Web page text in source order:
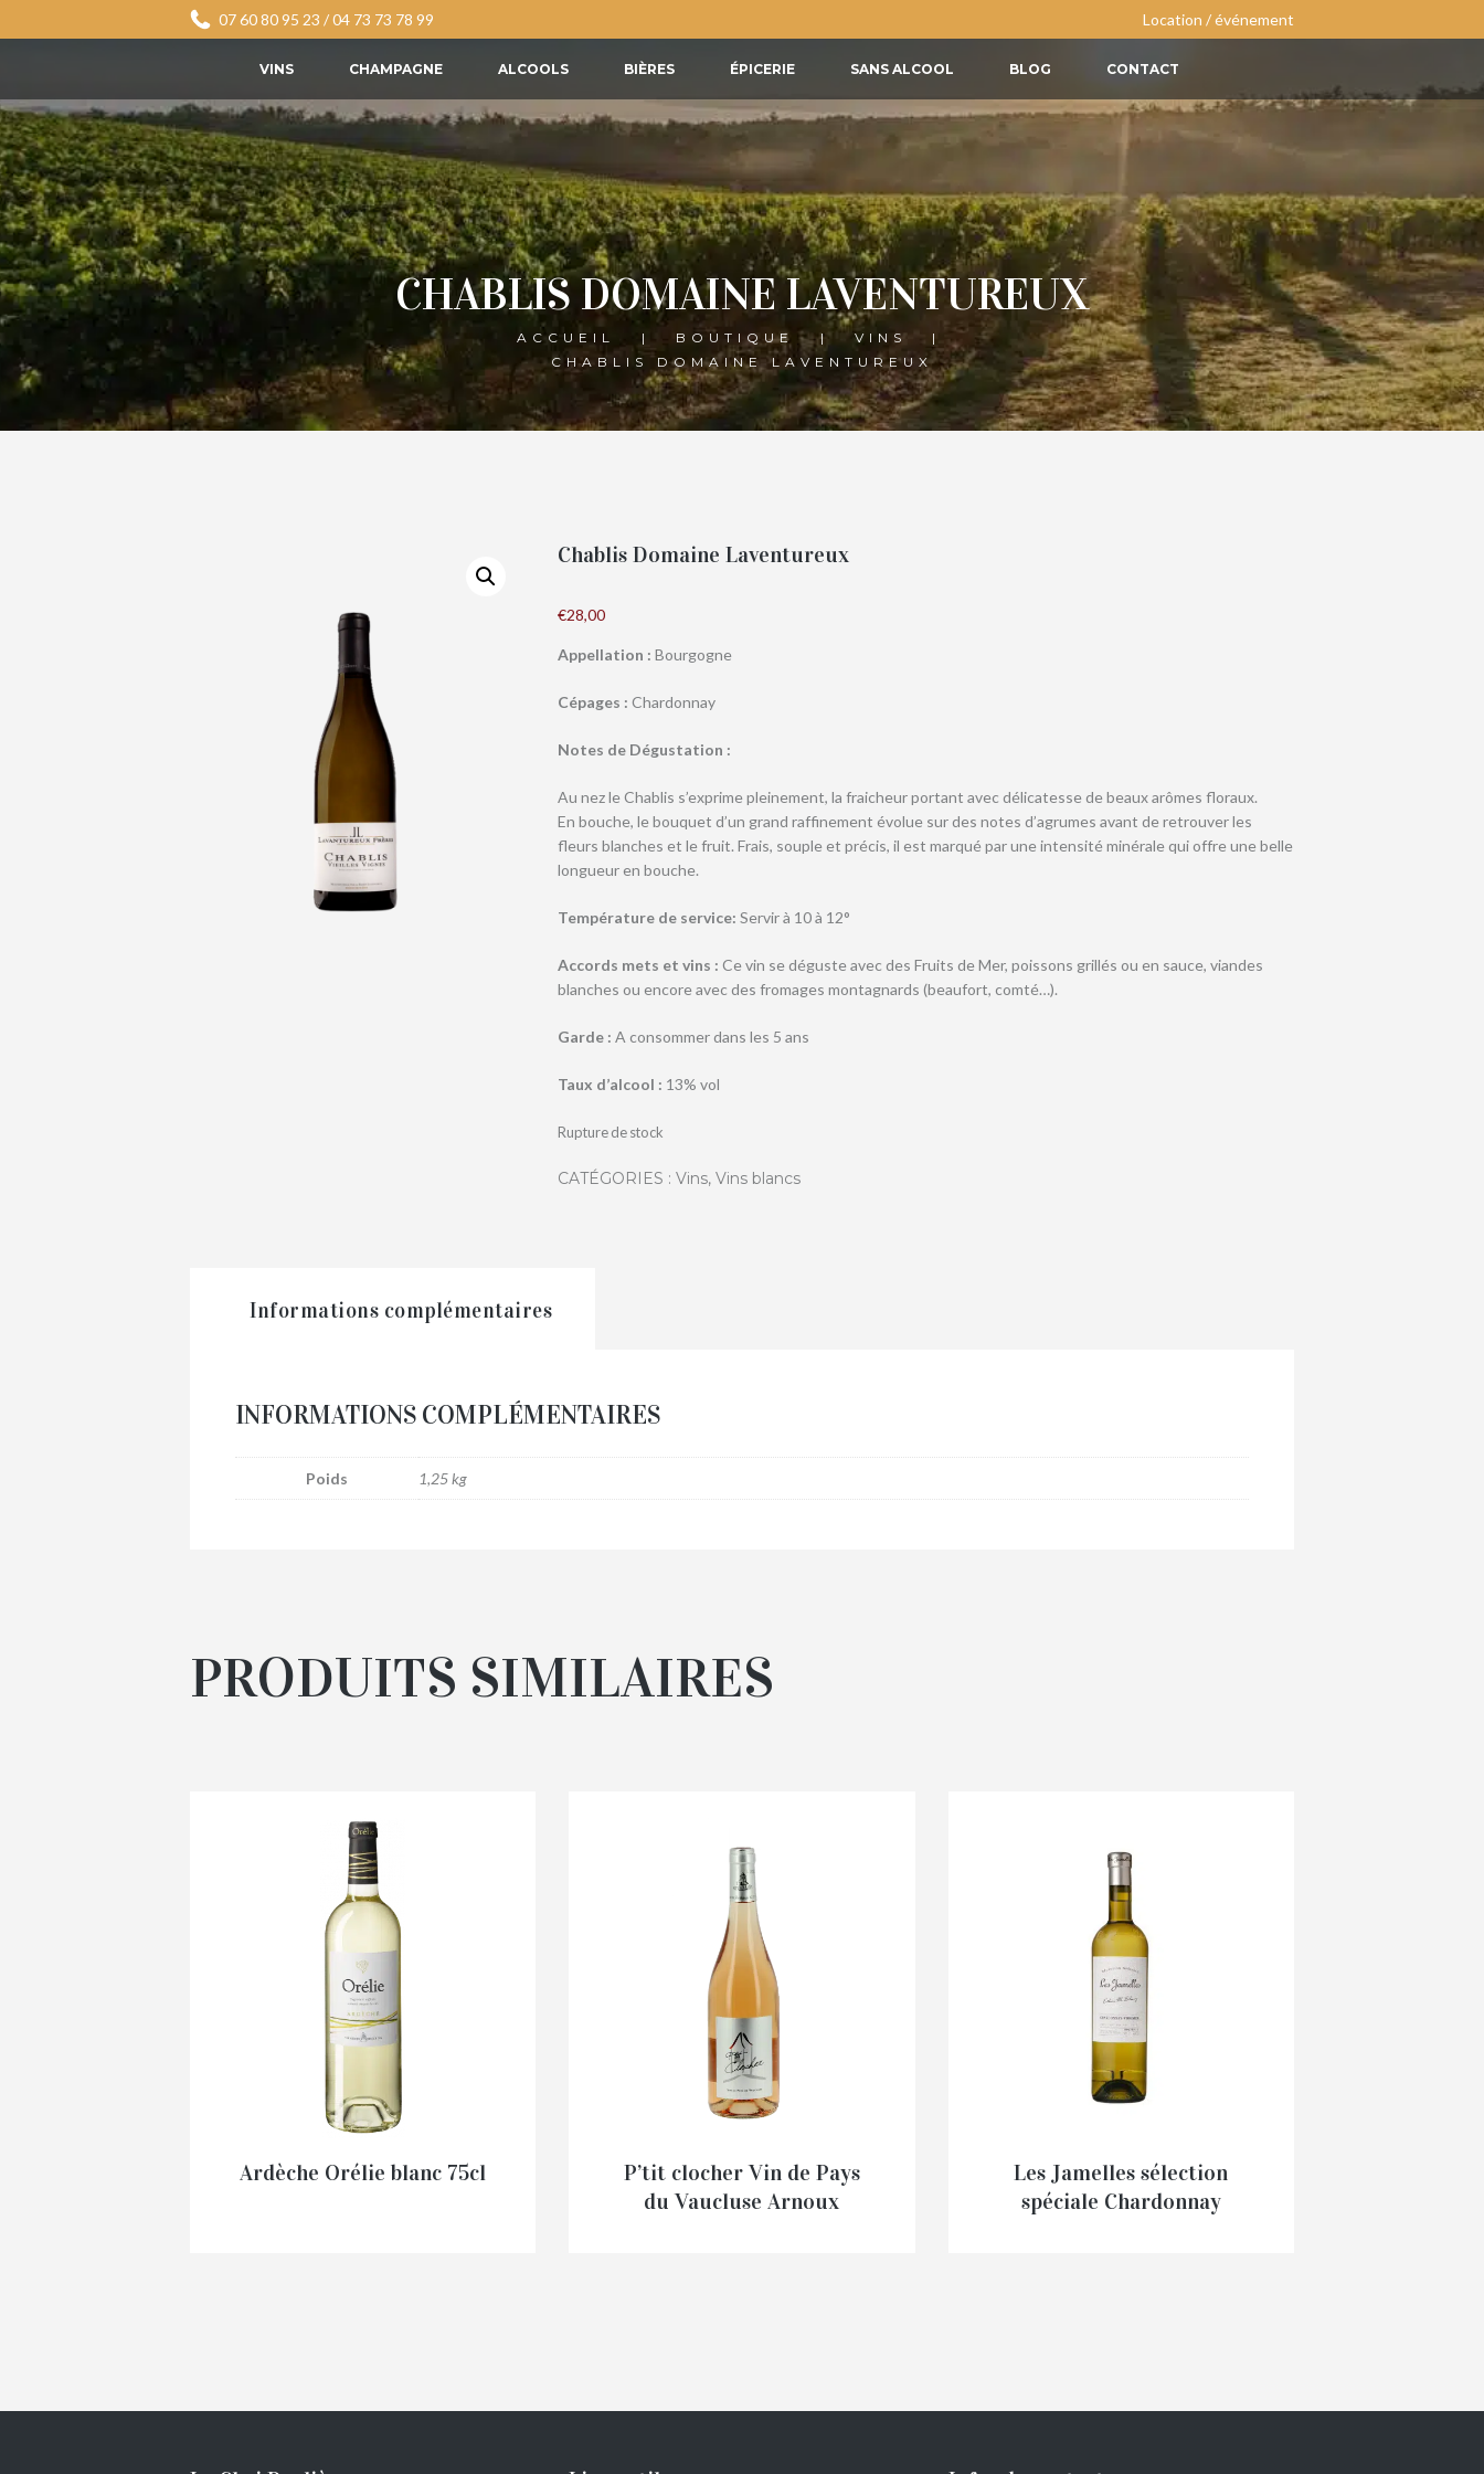
07 60 80 95 23 /04 73 73 78 99 Location / événement
VINS CHAMPAGNE ALCOOLS BIÈRES ÉPICERIE SANS ALCOOL BLOG CONTACT
CHABLIS DOMAINE LAVENTUREUX
ACCUEIL BOUTIQUE
VINS
CHABLIS DOMAINE LAVENTUREUX
Chablis Domaine Laventureux
€28,00
Appellation : Bourgogne
Cépages : Chardonnay
Notes de Dégustation :
Au nez le Chablis s’exprime pleinement, la fraicheur portant avec délicatesse de beaux arômes floraux.
En bouche, le bouquet d’un grand raffinement évolue sur des notes d’agrumes avant de retrouver les
fleurs blanches et le fruit. Frais, souple et précis, il est marqué par une intensité minérale qui offre une belle
longueur en bouche.
Température de service: Servir à 10 à 12°
Accords mets et vins : Ce vin se déguste avec des Fruits de Mer, poissons grillés ou en sauce, viandes
blanches ou encore avec des fromages montagnards (beaufort, comté…).
Garde : A consommer dans les 5 ans
Taux d’alcool : 13% vol
Rupture de stock
CATÉGORIES : Vins, Vins blancs
Informations complémentaires
INFORMATIONS COMPLÉMENTAIRES
Poids 1,25 kg
PRODUITS SIMILAIRES
Ardèche Orélie blanc 75cl
P’tit clocher Vin de Pays
du Vaucluse Arnoux
Les Jamelles sélection
spéciale Chardonnay